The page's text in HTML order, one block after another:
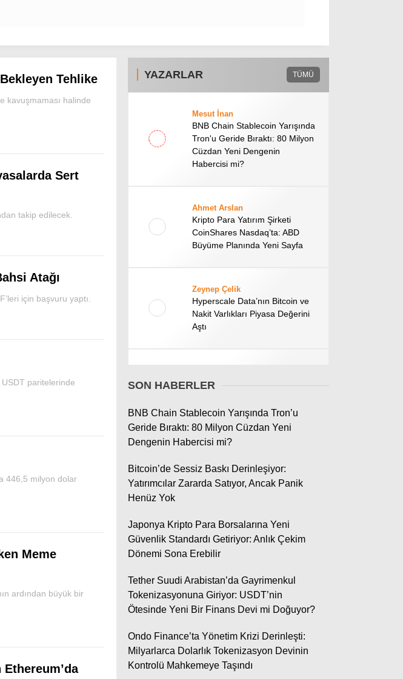
Tehlike
kavuşmaması halinde
Sert
takip edilecek.
Atağı
için başvuru yaptı.
paritelerinde
446,5 milyon dolar
Meme
ardından büyük bir
YAZARLAR TÜMÜ
Mesut İnan
BNB Chain Stablecoin Yarışında
Tron'u Geride Bıraktı: 80 Milyon
Cüzdan Yeni Dengenin
Habercisi mi?
Ahmet Arslan
Kripto Para Yatırım Şirketi
CoinShares Nasdaq’ta: ABD
Büyüme Planında Yeni Sayfa
Zeynep Çelik
Hyperscale Data’nın Bitcoin ve
Nakit Varlıkları Piyasa Değerini
Aştı
Ripple CEO’su Konuştu: ABD’de
Tehlike
Ethereum’da Tehlike Çanları:
SON HABERLER
BNB Chain Stablecoin Yarışında Tron’u
Geride Bıraktı: 80 Milyon Cüzdan Yeni
Dengenin Habercisi mi?
Bitcoin’de Sessiz Baskı Derinleşiyor:
Yatırımcılar Zararda Satıyor, Ancak Panik
Henüz Yok
Japonya Kripto Para Borsalarına Yeni
Güvenlik Standardı Getiriyor: Anlık Çekim
Dönemi Sona Erebilir
Tether Suudi Arabistan’da Gayrimenkul
Tokenizasyonuna Giriyor: USDT’nin
Ötesinde Yeni Bir Finans Devi mi Doğuyor?
Ondo Finance’ta Yönetim Krizi Derinleşti:
Milyarlarca Dolarlık Tokenizasyon Devinin
Kontrolü Mahkemeye Taşındı